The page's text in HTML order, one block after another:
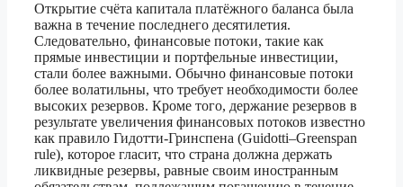
Открытие счёта капитала платёжного баланса была
важна в течение последнего десятилетия.
Следовательно, финансовые потоки, такие как
прямые инвестиции и портфельные инвестиции,
стали более важными. Обычно финансовые потоки
более волатильны, что требует необходимости более
высоких резервов. Кроме того, держание резервов в
результате увеличения финансовых потоков известно
как правило Гидотти-Гринспена (Guidotti–Greenspan
rule), которое гласит, что страна должна держать
ликвидные резервы, равные своим иностранным